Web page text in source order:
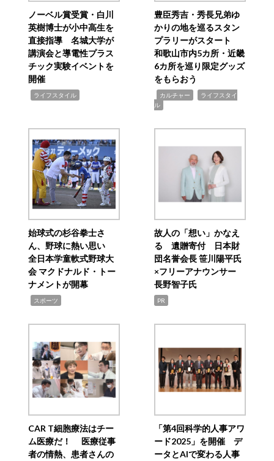
ノーベル賞受賞・白川
英樹博士が小中高生を
直接指導 名城大学が
講演会と導電性プラス
チック実験イベントを
開催
ライフスタイル
豊臣秀吉・秀長兄弟ゆ
かりの地を巡るスタン
プラリーがスタート
和歌山市内5カ所・近畿
6カ所を巡り限定グッズ
をもらおう
カルチャー
ライフスタイ
ル
始球式の杉谷拳士さ
ん、野球に熱い思い
全日本学童軟式野球大
会 マクドナルド・トー
ナメントが開幕
スポーツ
故人の「想い」かなえ
る 遺贈寄付 日本財
団名誉会長 笹川陽平氏
×フリーアナウンサー
長野智子氏
PR
CAR T細胞療法はチー
ム医療だ！ 医療従事
者の情熱、患者さんの
「第4回科学的人事アワ
ード2025」を開催 デ
ータとAIで変わる人事